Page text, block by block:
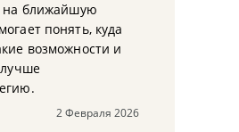
на ближайшую
понять, куда
возможности и
лучше
2 Февраля 2026